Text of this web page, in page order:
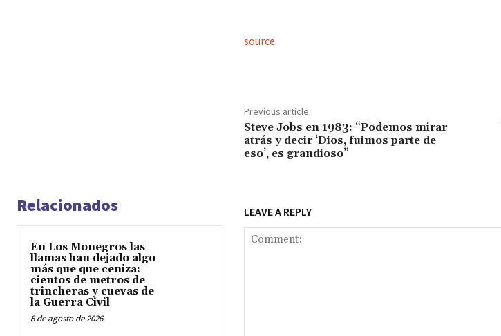
source
Previous article
Steve Jobs en 1983: “Podemos mirar
atrás y decir ‘Dios, fuimos parte de
eso’, es grandioso”
Relacionados
En Los Monegros las
llamas han dejado algo
más que que ceniza:
cientos de metros de
trincheras y cuevas de
la Guerra Civil
8 de agosto de 2026
LEAVE A REPLY